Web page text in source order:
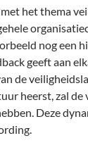
met het thema
nog een
geeft aan
de
heerst, zal
Deze